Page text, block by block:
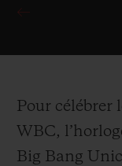
Pour célébrer
WBC,
Big Bang